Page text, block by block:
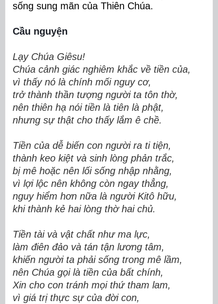
sống sung mãn của Thiên Chúa.
Cầu nguyện
Lạy Chúa Giêsu!
Chúa cảnh giác nghiêm khắc về tiền của,
vì thấy nó là chính mối nguy cơ,
trở thành thần tượng người ta tôn thờ,
nên thiên hạ nói tiền là tiên là phật,
nhưng sự thật cho thấy lắm ê chề.
Tiền của dễ biến con người ra ti tiện,
thành keo kiệt và sinh lòng phản trắc,
bị mê hoặc nên lối sống nhập nhằng,
vì lợi lộc nên không còn ngay thẳng,
nguy hiểm hơn nữa là người Kitô hữu,
khi thành kẻ hai lòng thờ hai chủ.
Tiền tài và vật chất như ma lực,
làm điên đảo và tán tận lương tâm,
khiến người ta phải sống trong mê lầm,
nên Chúa gọi là tiền của bất chính,
Xin cho con tránh mọi thứ tham lam,
vì giá trị thực sự của đời con,